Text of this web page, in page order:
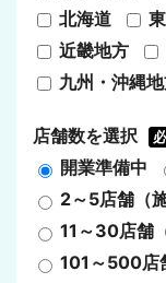
北海道
近畿地方
九州・沖縄
店舗数を選択
開業準備中
2～5店舗（施
11～30店舗
101～500店